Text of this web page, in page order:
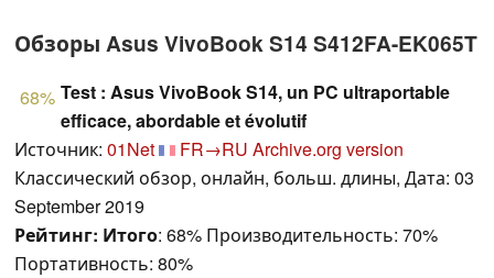
Обзоры Asus VivoBook S14 S412FA-EK065T
68% Test : Asus VivoBook S14, un PC ultraportable
efficace, abordable et évolutif
Источник: 01Net FR→RU Archive.org version
Классический обзор, онлайн, больш. длины, Дата: 03
September 2019
Рейтинг: Итого: 68% Производительность: 70%
Портативность: 80%